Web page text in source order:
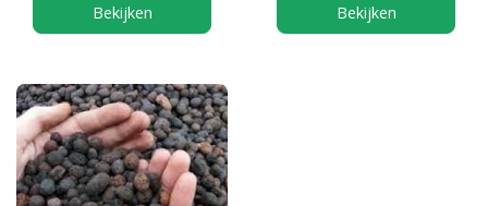
Bekijken Bekijken